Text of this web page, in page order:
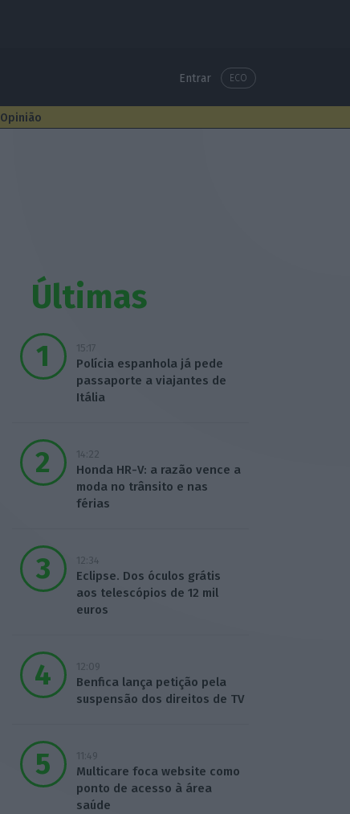
Entrar ECO
Opinião
Últimas
15:17
Polícia espanhola já pede
passaporte a viajantes de
Itália
14:22
Honda HR-V: a razão vence a
moda no trânsito e nas
férias
12:34
Eclipse. Dos óculos grátis
aos telescópios de 12 mil
euros
12:09
Benfica lança petição pela
suspensão dos direitos de TV
11:49
Multicare foca website como
ponto de acesso à área
saúde